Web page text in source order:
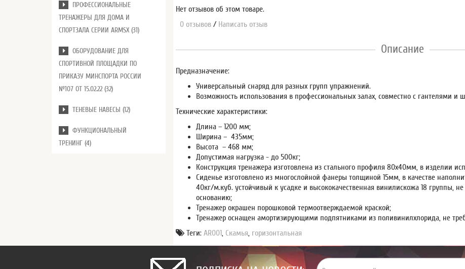
ПРОФЕССИОНАЛЬНЫЕ
ТРЕНАЖЕРЫ ДЛЯ ДОМА И
СПОРТЗАЛА СЕРИИ ARMSX (31)
ОБОРУДОВАНИЕ ДЛЯ
СПОРТИВНОЙ ПЛОЩАДКИ ПО
ПРИКАЗУ МИНСПОРТА РОССИИ
№107 ОТ 15.02.22 (32)
ТЕНЕВЫЕ НАВЕСЫ (12)
ФУНКЦИОНАЛЬНЫЙ
ТРЕНИНГ (4)
Нет отзывов об этом товаре.
0 отзывов / Написать отзыв
Описание
Предназначение:
Универсальный снаряд для разных групп упражнений.
Возможность использования в профессиональных залах, совместно с гантелями и
Технические характеристики:
Длина – 1200 мм;
Ширина – 435мм;
Высота – 468 мм;
Допустимая нагрузка - до 500кг;
Конструкция тренажера изготовлена из стального профиля 80х40мм, в изделии
Сиденье изготовлено из многослойной фанеры толщиной 15мм, в качестве
40кг/м.куб. устойчивый к усадке и высококачественная винилискожа 18 группы,
основанию;
Тренажер окрашен порошковой термоотверждаемой краской;
Тренажер оснащен амортизирующими подпятниками из поливинилхлорида, не
Теги:AR001, Скамья, горизонтальная